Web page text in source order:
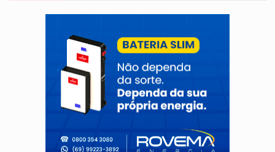
ENTRADA GRATUITA:Espetáculo As Marias Somos Nós será
VÍDEO: Três são presos após furto de motocicleta em frente
CELEBRAÇÃO: Cerejeiras completa 43 anos de emancipação com
SAÚDE: Anvisa desmente boato sobre presença de plástico ou
VÍDEO:Pitbulls fogem de residência e atacam casal de idosos
AÇÃO CONJUNTA:Forças policiais apreendem cerca de 1kg de